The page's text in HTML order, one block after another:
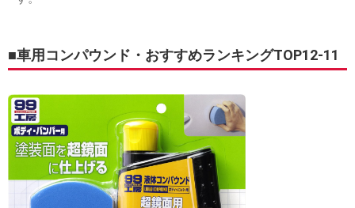
■車用コンパウンド・おすすめランキングTOP12-11